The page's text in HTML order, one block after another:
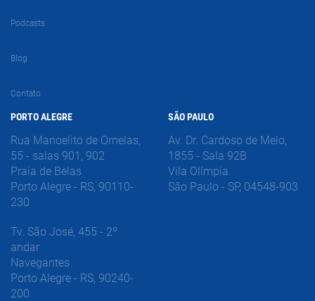
Podcasts
Blog
Contato
PORTO ALEGRE
Rua Manoelito de Ornelas,
55 - salas 901, 902
Praia de Belas
Porto Alegre - RS, 90110-
230
Tv. São José, 455 - 2º
andar
Navegantes
Porto Alegre - RS, 90240-
200
SÃO PAULO
Av. Dr. Cardoso de Melo,
1855 - Sala 92B
Vila Olímpia
São Paulo - SP, 04548-903